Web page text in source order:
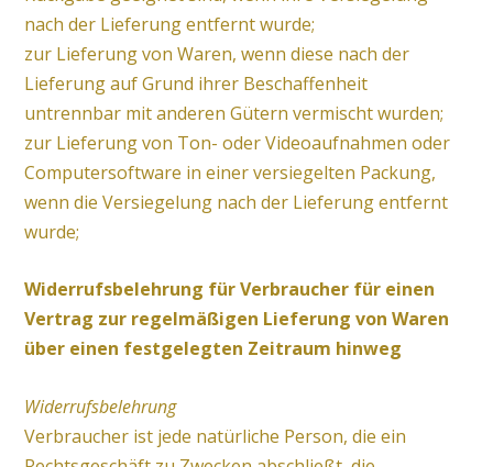
nach der Lieferung entfernt wurde;
zur Lieferung von Waren, wenn diese nach der
Lieferung auf Grund ihrer Beschaffenheit
untrennbar mit anderen Gütern vermischt wurden;
zur Lieferung von Ton- oder Videoaufnahmen oder
Computersoftware in einer versiegelten Packung,
wenn die Versiegelung nach der Lieferung entfernt
wurde;
Widerrufsbelehrung für Verbraucher für einen
Vertrag zur regelmäßigen Lieferung von Waren
über einen festgelegten Zeitraum hinweg
Widerrufsbelehrung
Verbraucher ist jede natürliche Person, die ein